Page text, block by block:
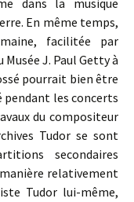
dans la musique
En même temps,
facilitée par
Musée J. Paul Getty à
pourrait bien être
pendant les concerts
du compositeur
Tudor se sont
secondaires
relativement
Tudor lui-même,